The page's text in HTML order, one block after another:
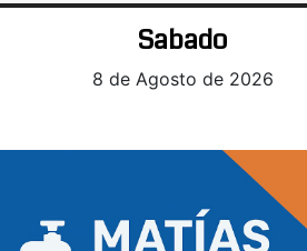
Sabado
8 de Agosto de 2026